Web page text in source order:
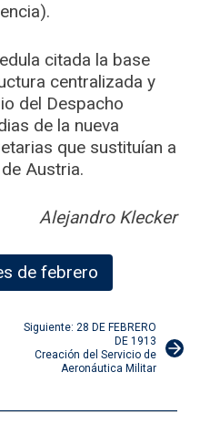
citada la base
centralizada y
del Despacho
de la nueva
que sustituían a
Austria.
Alejandro Klecker
de febrero
Siguiente: 28 DE FEBRERO
DE 1913
Creación del Servicio de
Aeronáutica Militar